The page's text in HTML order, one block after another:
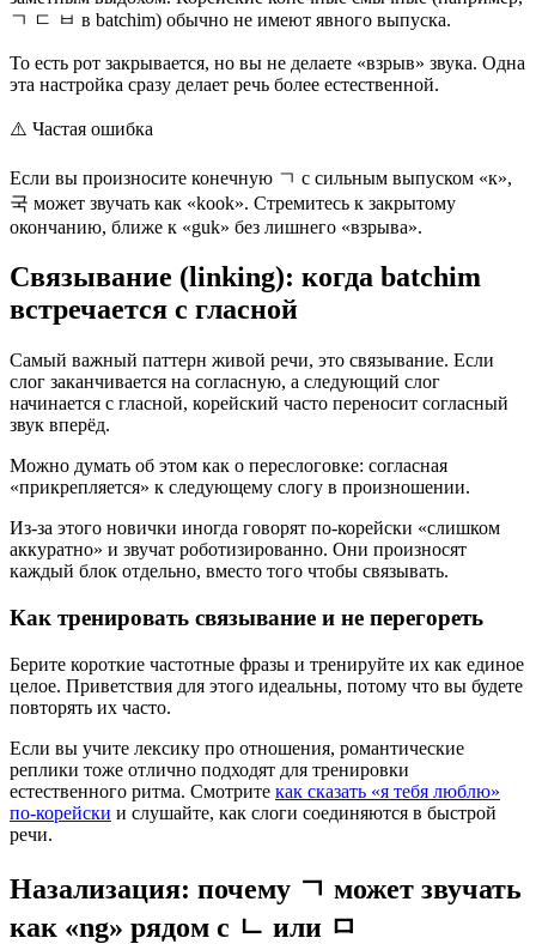
ㄱ ㄷ ㅂ в batchim) обычно не имеют явного выпуска.
То есть рот закрывается, но вы не делаете «взрыв» звука. Одна
эта настройка сразу делает речь более естественной.
⚠️ Частая ошибка
Если вы произносите конечную ㄱ с сильным выпуском «к»,
국 может звучать как «kook». Стремитесь к закрытому
окончанию, ближе к «guk» без лишнего «взрыва».
Связывание (linking): когда batchim
встречается с гласной
Самый важный паттерн живой речи, это связывание. Если
слог заканчивается на согласную, а следующий слог
начинается с гласной, корейский часто переносит согласный
звук вперёд.
Можно думать об этом как о переслоговке: согласная
«прикрепляется» к следующему слогу в произношении.
Из-за этого новички иногда говорят по-корейски «слишком
аккуратно» и звучат роботизированно. Они произносят
каждый блок отдельно, вместо того чтобы связывать.
Как тренировать связывание и не перегореть
Берите короткие частотные фразы и тренируйте их как единое
целое. Приветствия для этого идеальны, потому что вы будете
повторять их часто.
Если вы учите лексику про отношения, романтические
реплики тоже отлично подходят для тренировки
естественного ритма. Смотрите как сказать «я тебя люблю»
по-корейски и слушайте, как слоги соединяются в быстрой
речи.
Назализация: почему ㄱ может звучать
как «ng» рядом с ㄴ или ㅁ